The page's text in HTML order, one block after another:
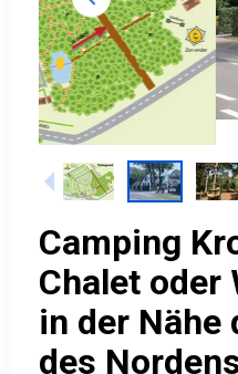
Camping
Chalet oder
in der Nähe
des